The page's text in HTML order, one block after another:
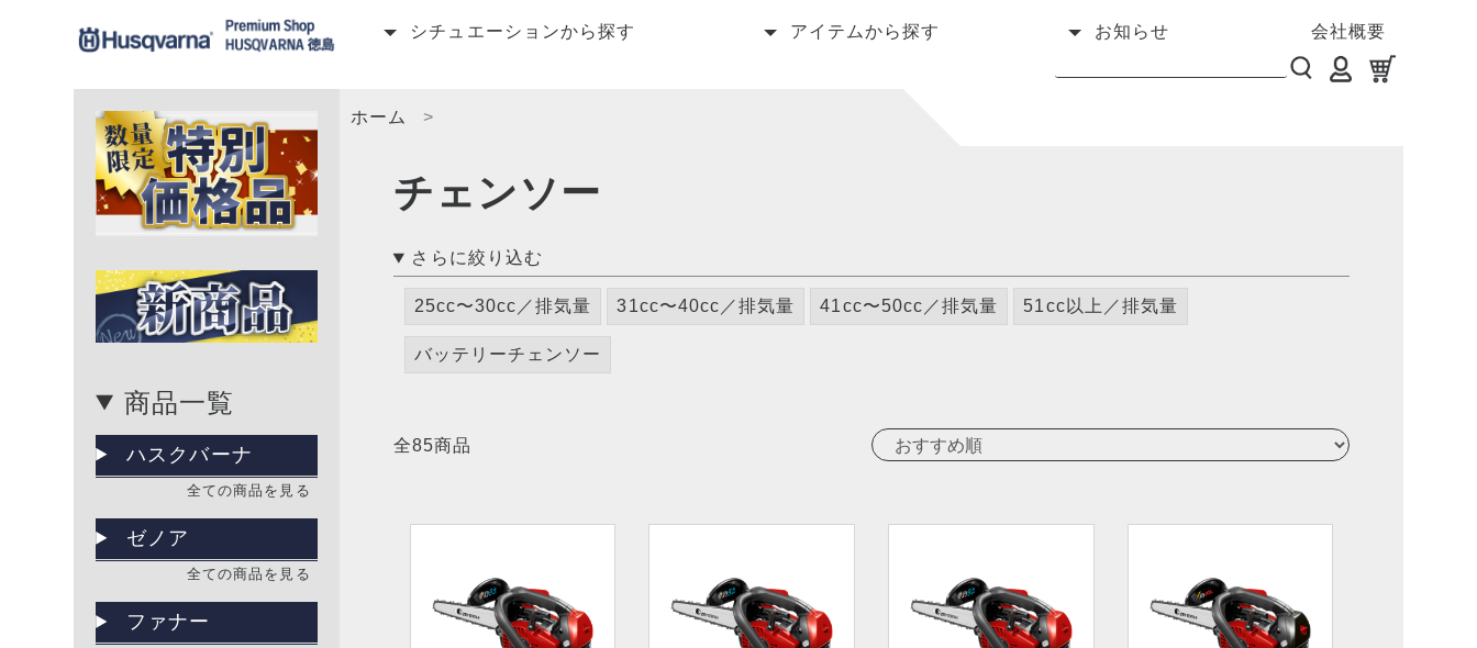
シチュエーションから探す アイテムから探す お知らせ 会社概要
商品一覧
ハスクバーナ
全ての商品を見る
ゼノア
全ての商品を見る
ファナー
ホーム
チェンソー
さらに絞り込む
25cc〜30cc／排気量 31cc〜40cc／排気量 41cc〜50cc／排気量 51cc以上／排気量
バッテリーチェンソー
全85商品